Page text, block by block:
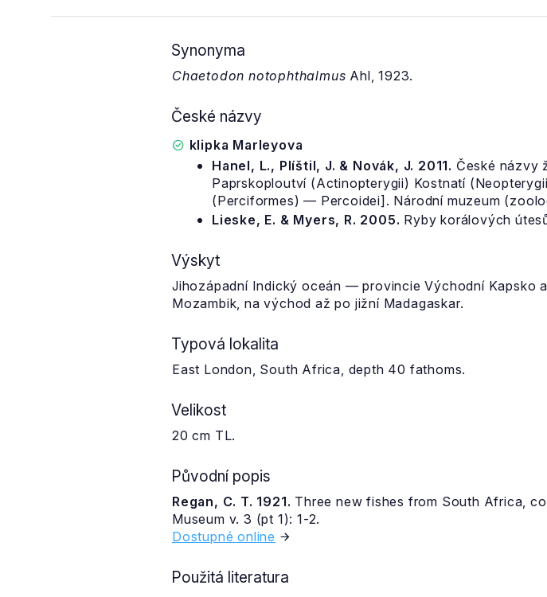
Synonyma
Chaetodon notophthalmus Ahl, 1923.
České názvy
klipka Marleyova
Hanel, L., Plíštil, J. & Novák, J. 2011. České názvy
Paprskoploutví (Actinopterygii) Kostnatí
(Perciformes) — Percoidei]. Národní muzeum
Lieske, E. & Myers, R. 2005. Ryby korálových
Výskyt
Jihozápadní Indický oceán — provincie Východní Kapsko
Mozambik, na východ až po jižní Madagaskar.
Typová lokalita
East London, South Africa, depth 40 fathoms.
Velikost
20 cm TL.
Původní popis
Regan, C. T. 1921. Three new fishes from South Africa,
Museum v. 3 (pt 1): 1-2.
Dostupné online
Použitá literatura